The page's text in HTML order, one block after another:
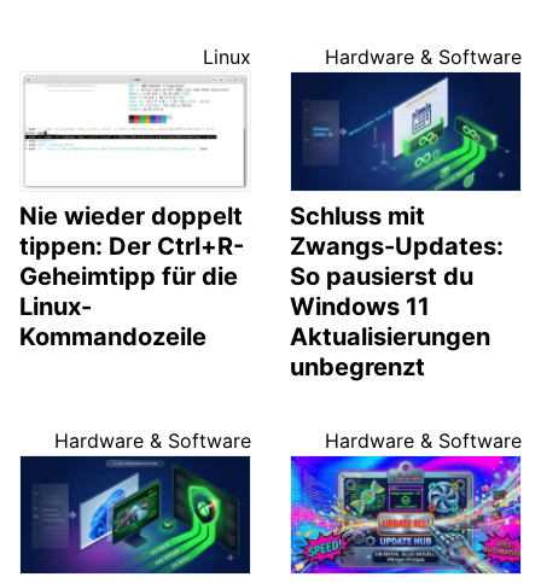
Linux
Nie wieder doppelt
tippen: Der Ctrl+R-
Geheimtipp für die
Linux-
Kommandozeile
Hardware & Software
Schluss mit
Zwangs-Updates:
So pausierst du
Windows 11
Aktualisierungen
unbegrenzt
Hardware & Software Hardware & Software